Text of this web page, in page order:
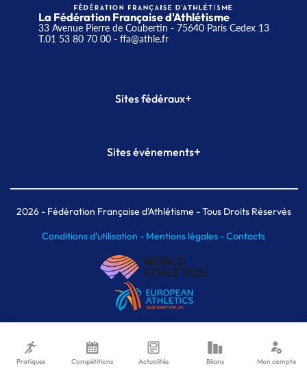
La Fédération Française d'Athlétisme
33 Avenue Pierre de Coubertin - 75640 Paris Cedex 13
T.01 53 80 70 00- ffa@athle.fr
Sites fédéraux+
Plateforme Formation
Sites événements+
Meeting de Paris indoor
MAIF Ekiden de Paris
2026- Fédération Française d'Athlétisme - Tous Droits Réservés
Conditions d'utilisation - Mentions légales -Contacts
Pratiques Compétitions Actualités Bilans Mon compte